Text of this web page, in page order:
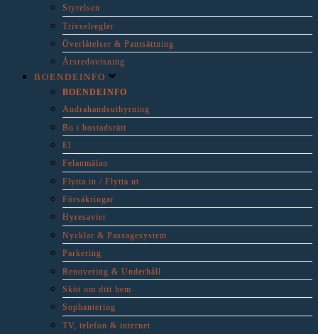
Styrelsen
Trivselregler
Överlåtelser & Pantsättning
Årsredovisning
BOENDEINFO
BOENDEINFO
Andrahandsuthyrning
Bo i bostadsrätt
El
Felanmälan
Flytta in / Flytta ut
Försäkringar
Hyresavier
Nycklar & Passagesystem
Parkering
Renovering & Underhåll
Sköt om ditt hem
Sophantering
TV, telefon & internet